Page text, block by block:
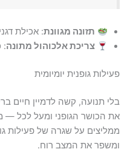
תזונה מגוונת: אכילת
צריכת אלכוהול מתונה:
פעילות גופנית יומיומית
בלי תנועה, קשה לדמיין חיים
ממליצים על שגרה של פעילות
ומשפר את המצב רוח.